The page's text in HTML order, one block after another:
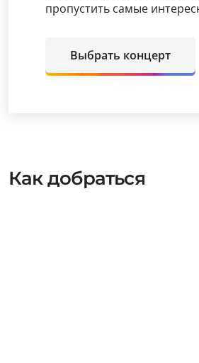
пропустить самые
Выбрать концерт
Как добраться